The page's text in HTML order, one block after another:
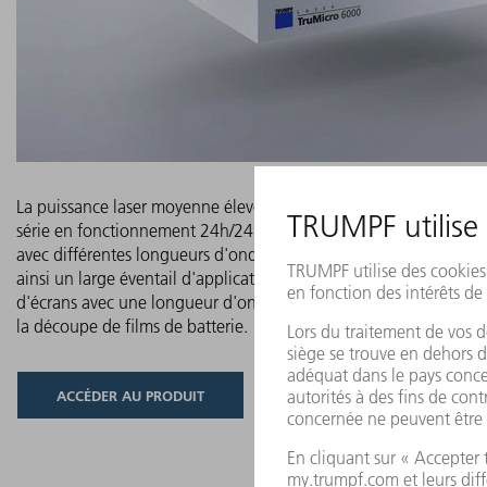
La puissance laser moyenne élevée du TruMicro Série 6000 est
série en fonctionnement 24h/24 et 7j/7. Le laser est disponible
avec différentes longueurs d'onde et des énergies d'impulsion
ainsi un large éventail d'applications : de l'usinage du verre
d'écrans avec une longueur d'onde UV, en passant par le
la découpe de films de batterie.
ACCÉDER AU PRODUIT